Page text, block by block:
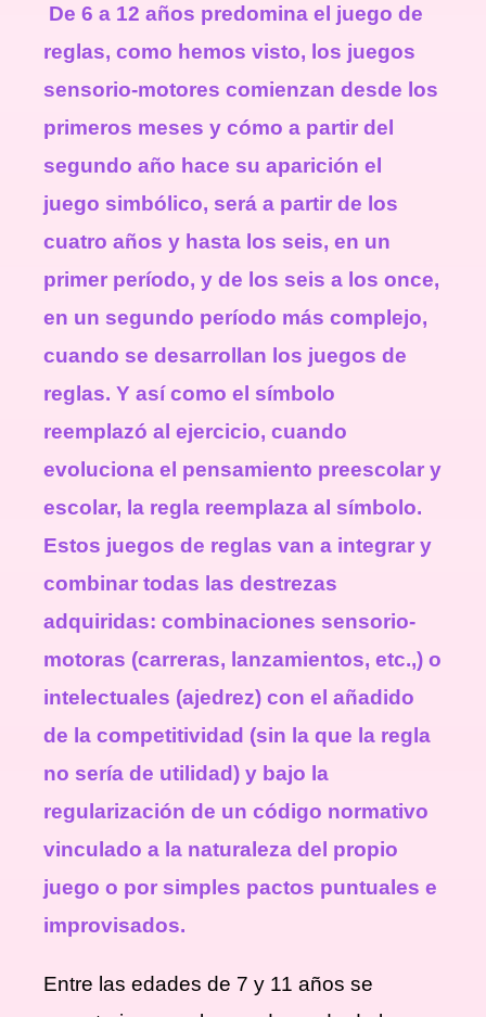
De 6 a 12 años predomina el juego de
reglas, como hemos visto, los juegos
sensorio-motores comienzan desde los
primeros meses y cómo a partir del
segundo año hace su aparición el
juego simbólico, será a partir de los
cuatro años y hasta los seis, en un
primer período, y de los seis a los once,
en un segundo período más complejo,
cuando se desarrollan los juegos de
reglas. Y así como el símbolo
reemplazó al ejercicio, cuando
evoluciona el pensamiento preescolar y
escolar, la regla reemplaza al símbolo.
Estos juegos de reglas van a integrar y
combinar todas las destrezas
adquiridas: combinaciones sensorio-
motoras (carreras, lanzamientos, etc.,) o
intelectuales (ajedrez) con el añadido
de la competitividad (sin la que la regla
no sería de utilidad) y bajo la
regularización de un código normativo
vinculado a la naturaleza del propio
juego o por simples pactos puntuales e
improvisados.
Entre las edades de 7 y 11 años se